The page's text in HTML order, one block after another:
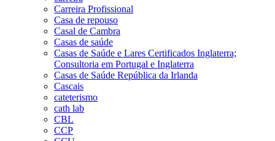
Carreira Profissional
Casa de repouso
Casal de Cambra
Casas de saúde
Casas de Saúde e Lares Certificados Inglaterra;
Consultoria em Portugal e Inglaterra
Casas de Saúde República da Irlanda
Cascais
cateterismo
cath lab
CBL
CCP